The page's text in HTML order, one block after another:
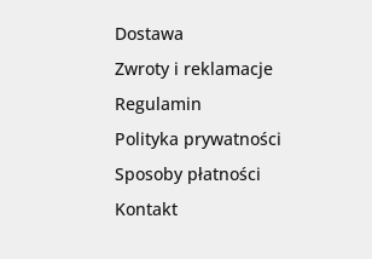
Dostawa
Zwroty i reklamacje
Regulamin
Polityka prywatności
Sposoby płatności
Kontakt